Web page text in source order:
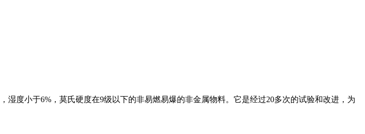
度小于6%，莫氏硬度在9级以下的非易燃易爆的非金属物料。它是经过20多次的试验和改进，为